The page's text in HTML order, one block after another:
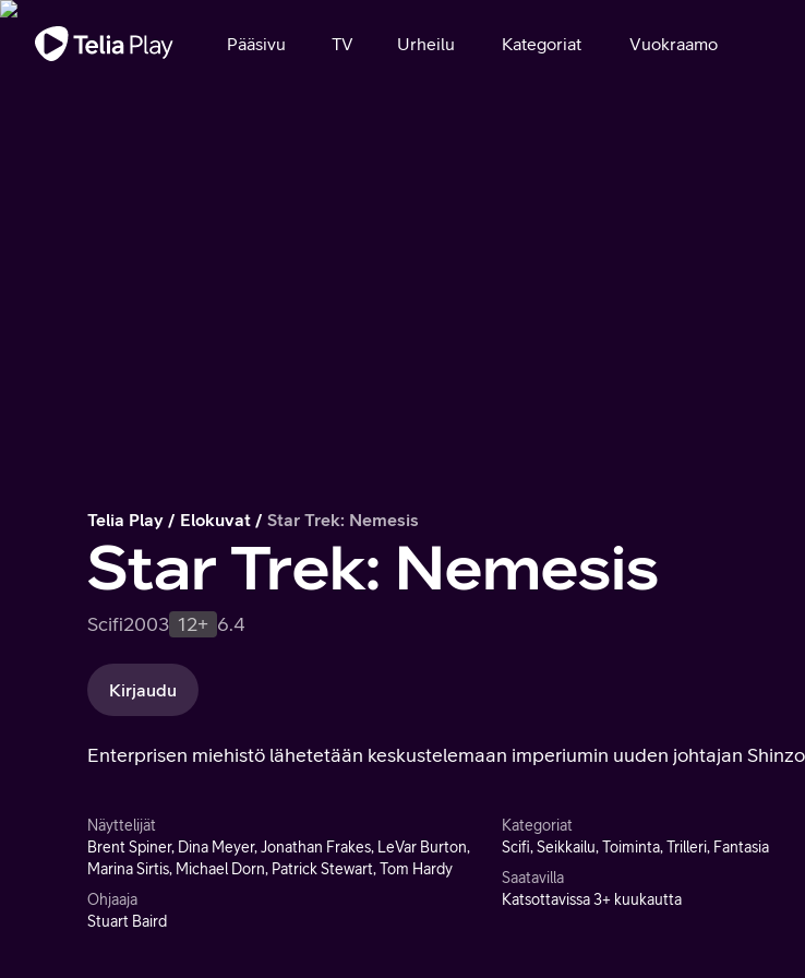
Tärkeä viesti
Pääsivu TV Urheilu Kategoriat Vuokraamo
Telia Play Elokuvat Star Trek: Nemesis
Star Trek: Nemesis
Scifi2003 12+ 6.4
Kirjaudu
Enterprisen miehistö lähetetään keskustelemaan imperiumin uuden johtajan
Näyttelijät
Brent Spiner, Dina Meyer, Jonathan Frakes, LeVar Burton,
Marina Sirtis, Michael Dorn, Patrick Stewart, Tom Hardy
Ohjaaja
Stuart Baird
Kategoriat
Scifi, Seikkailu, Toiminta, Trilleri, Fantasia
Saatavilla
Katsottavissa 3+ kuukautta